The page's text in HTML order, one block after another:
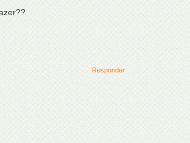
Responder